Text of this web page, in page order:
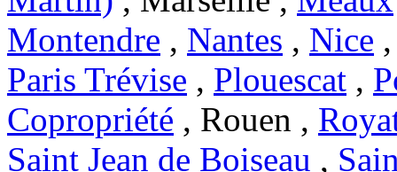
Montendre , Nantes , Nice
Paris Trévise , Plouescat ,
Copropriété , Rouen ,
Saint Jean de Boiseau ,